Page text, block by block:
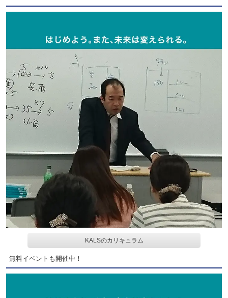
KALSのカリキュラム
無料イベントも開催中！